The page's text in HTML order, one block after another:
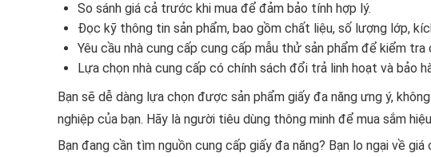
So sánh giá cả trước khi mua để đảm bảo tính hợp lý.
Đọc kỹ thông tin sản phẩm, bao gồm chất liệu, số lượng lớp,
Yêu cầu nhà cung cấp cung cấp mẫu thử sản phẩm để kiểm
Lựa chọn nhà cung cấp có chính sách đổi trả linh hoạt và bảo
Bạn sẽ dễ dàng lựa chọn được sản phẩm giấy đa năng ưng ý,
nghiệp của bạn. Hãy là người tiêu dùng thông minh để mua sắm
Bạn đang cần tìm nguồn cung cấp giấy đa năng? Bạn lo ngại về